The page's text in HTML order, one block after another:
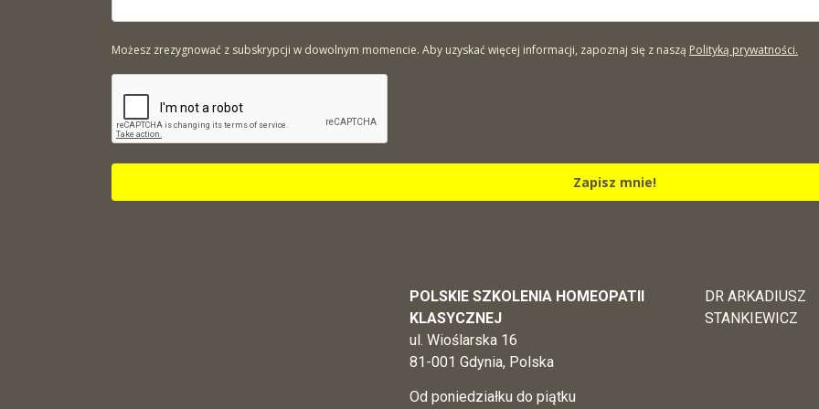
Możesz zrezygnować z subskrypcji w dowolnym momencie. Aby uzyskać więcej informacji, zapoznaj się z naszą Polityką prywatności.
Zapisz mnie!
POLSKIE SZKOLENIA HOMEOPATII
KLASYCZNEJ
ul. Wioślarska 16
81-001 Gdynia, Polska
Od poniedziałku do piątku
DR ARKADIUSZ
STANKIEWICZ